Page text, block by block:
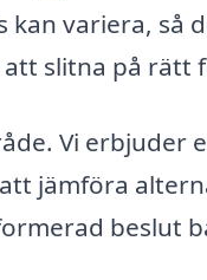
variera, så
slitna på rätt
Vi erbjuder
jämföra
beslut